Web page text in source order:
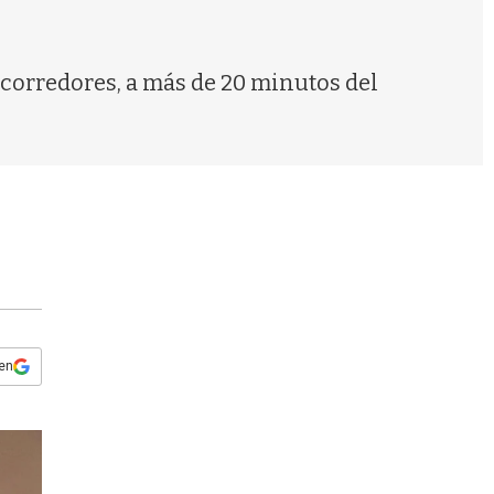
a más de 20 minutos del